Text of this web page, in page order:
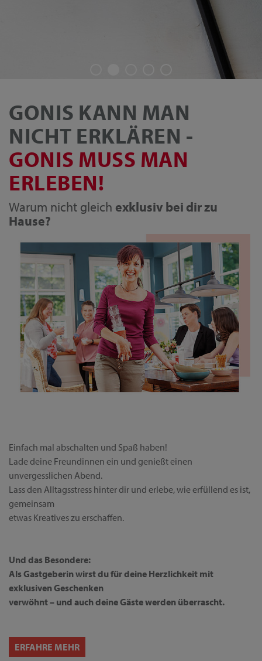
GONIS KANN MAN
NICHT ERKLÄREN -
GONIS MUSS MAN
ERLEBEN!
Warum nicht gleich exklusiv bei dir zu
Hause?
Einfach mal abschalten und Spaß haben!
Lade deine Freundinnen ein und genießt einen
unvergesslichen Abend.
Lass den Alltagsstress hinter dir und erlebe, wie erfüllend es ist,
gemeinsam
etwas Kreatives zu erschaffen.
Und das Besondere:
Als Gastgeberin wirst du für deine Herzlichkeit mit
exklusiven Geschenken
verwöhnt – und auch deine Gäste werden überrascht.
ERFAHRE MEHR